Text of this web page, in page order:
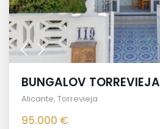
BUNGALOV TORREVIEJA
Alicante, Torrevieja
95.000 €